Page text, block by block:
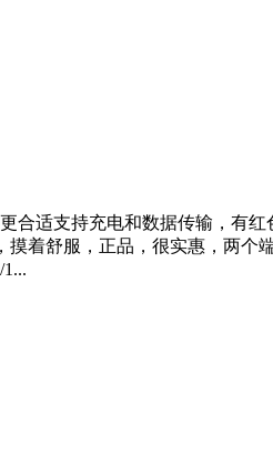
合适支持充电和数据传输，有
着舒服，正品，很实惠，两个